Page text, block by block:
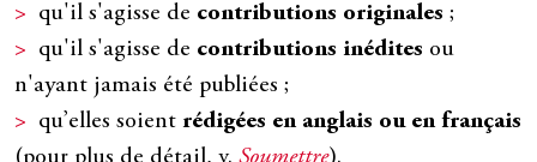
qu'il s'agisse de contributions originales ;
qu'il s'agisse de contributions inédites ou
n'ayant jamais été publiées ;
qu’elles soient rédigées en anglais ou en français